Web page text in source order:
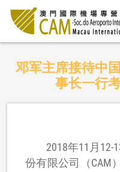
邓军主席接待中
事长一行
2018年11月
份有限公司（CAM